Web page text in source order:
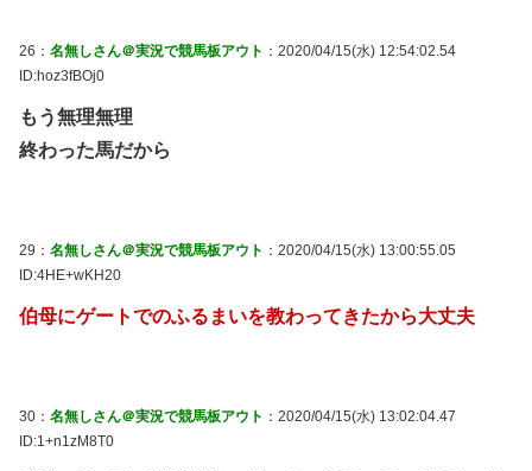
26： 名無しさん＠実況で競馬板アウト ：2020/04/15(水) 12:54:02.54
ID:hoz3fBOj0
もう無理無理
終わった馬だから
29： 名無しさん＠実況で競馬板アウト ：2020/04/15(水) 13:00:55.05
ID:4HE+wKH20
伯母にゲートでのふるまいを教わってきたから大丈夫
30： 名無しさん＠実況で競馬板アウト ：2020/04/15(水) 13:02:04.47
ID:1+n1zM8T0